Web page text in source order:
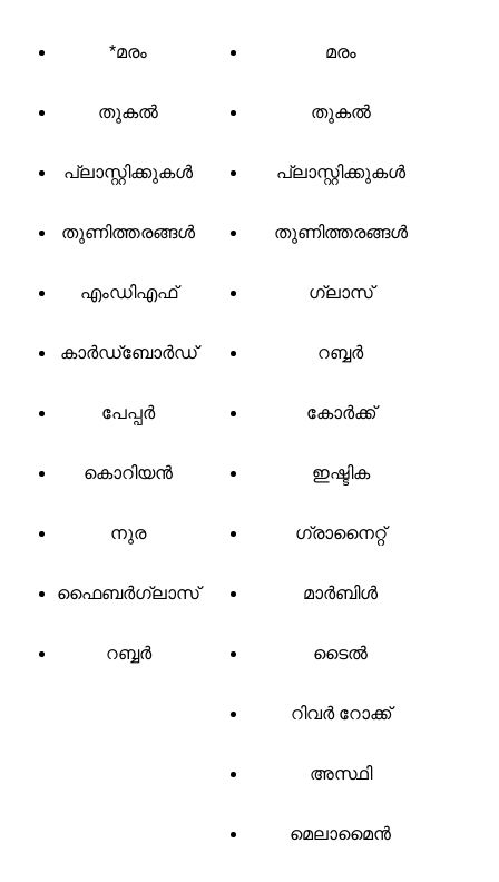
*മരം മരം
തുകൽ തുകൽ
പ്ലാസ്റ്റിക്കുകൾ പ്ലാസ്റ്റിക്കുകൾ
തുണിത്തരങ്ങൾ തുണിത്തരങ്ങൾ
എംഡിഎഫ് ഗ്ലാസ്
കാർഡ്ബോർഡ് റബ്ബർ
പേപ്പർ കോർക്ക്
കൊറിയൻ ഇഷ്ടിക
നുര ഗ്രാനൈറ്റ്
ഫൈബർഗ്ലാസ് മാർബിൾ
റബ്ബർ ടൈൽ
റിവർ റോക്ക്
അസ്ഥി
മെലാമൈൻ